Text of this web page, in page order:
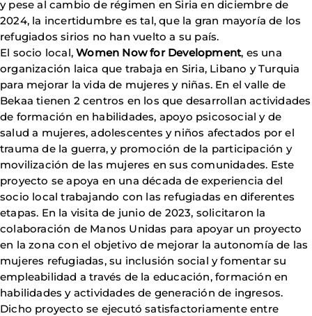
y pese al cambio de régimen en Siria en diciembre de
2024, la incertidumbre es tal, que la gran mayoría de los
refugiados sirios no han vuelto a su país.
El socio local,Women Now for Development, es una
organización laica que trabaja en Siria, Libano y Turquia
para mejorar la vida de mujeres y niñas. En el valle de
Bekaa tienen 2 centros en los que desarrollan actividades
de formación en habilidades, apoyo psicosocial y de
salud a mujeres, adolescentes y niños afectados por el
trauma de la guerra, y promoción de la participación y
movilización de las mujeres en sus comunidades. Este
proyecto se apoya en una década de experiencia del
socio local trabajando con las refugiadas en diferentes
etapas. En la visita de junio de 2023, solicitaron la
colaboración de Manos Unidas para apoyar un proyecto
en la zona con el objetivo de mejorar la autonomía de las
mujeres refugiadas, su inclusión social y fomentar su
empleabilidad a través de la educación, formación en
habilidades y actividades de generación de ingresos.
Dicho proyecto se ejecutó satisfactoriamente entre